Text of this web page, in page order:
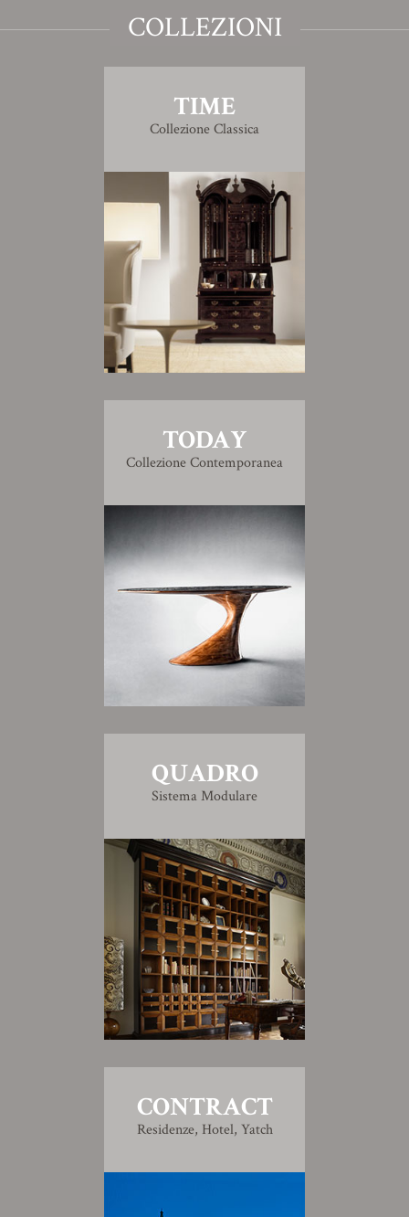
COLLEZIONI
TIME
Collezione Classica
TODAY
Collezione Contemporanea
QUADRO
Sistema Modulare
CONTRACT
Residenze, Hotel, Yatch